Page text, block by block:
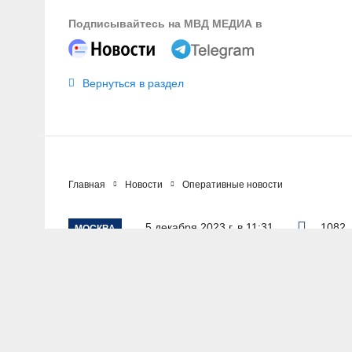
Подписывайтесь на МВД МЕДИА в
Вернуться в раздел
Главная Новости Оперативные новости
МОСКВА 5 декабря 2023 г. в 11:31 1082